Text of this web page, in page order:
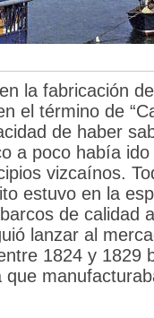
la fabricación
el término de
de haber
a poco había
vizcaínos.
estuvo en la
de calidad
lanzar al
1824 y 1829